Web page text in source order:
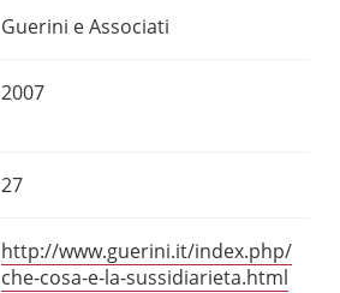
Guerini e Associati
2007
27
http://www.guerini.it/index.php/
che-cosa-e-la-sussidiarieta.html